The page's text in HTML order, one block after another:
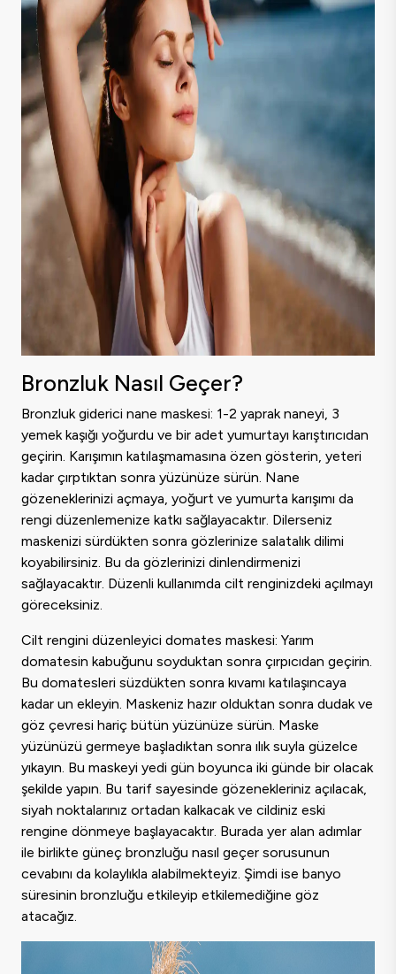
Bronzluk Nasıl Geçer?
Bronzluk giderici nane maskesi: 1-2 yaprak naneyi, 3
yemek kaşığı yoğurdu ve bir adet yumurtayı karıştırıcıdan
geçirin. Karışımın katılaşmamasına özen gösterin, yeteri
kadar çırptıktan sonra yüzünüze sürün. Nane
gözeneklerinizi açmaya, yoğurt ve yumurta karışımı da
rengi düzenlemenize katkı sağlayacaktır. Dilerseniz
maskenizi sürdükten sonra gözlerinize salatalık dilimi
koyabilirsiniz. Bu da gözlerinizi dinlendirmenizi
sağlayacaktır. Düzenli kullanımda cilt renginizdeki açılmayı
göreceksiniz.
Cilt rengini düzenleyici domates maskesi: Yarım
domatesin kabuğunu soyduktan sonra çırpıcıdan geçirin.
Bu domatesleri süzdükten sonra kıvamı katılaşıncaya
kadar un ekleyin. Maskeniz hazır olduktan sonra dudak ve
göz çevresi hariç bütün yüzünüze sürün. Maske
yüzünüzü germeye başladıktan sonra ılık suyla güzelce
yıkayın. Bu maskeyi yedi gün boyunca iki günde bir olacak
şekilde yapın. Bu tarif sayesinde gözenekleriniz açılacak,
siyah noktalarınız ortadan kalkacak ve cildiniz eski
rengine dönmeye başlayacaktır. Burada yer alan adımlar
ile birlikte güneç bronzluğu nasıl geçer sorusunun
cevabını da kolaylıkla alabilmekteyiz. Şimdi ise banyo
süresinin bronzluğu etkileyip etkilemediğine göz
atacağız.